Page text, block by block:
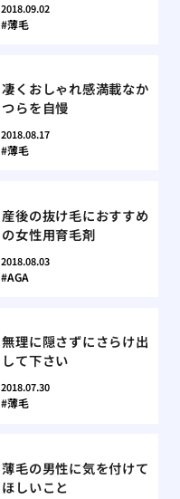
2018.09.02
薄毛
凄くおしゃれ感満載なか
つらを自慢
2018.08.17
薄毛
産後の抜け毛におすすめ
の女性用育毛剤
2018.08.03
AGA
無理に隠さずにさらけ出
して下さい
2018.07.30
薄毛
薄毛の男性に気を付けて
ほしいこと